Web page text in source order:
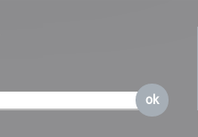
ok